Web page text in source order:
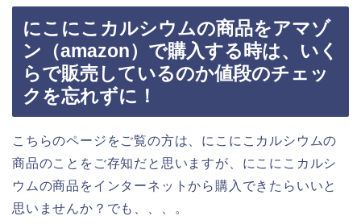
にこにこカルシウムの商品をアマゾ
ン（amazon）で購入する時は、いく
らで販売しているのか値段のチェッ
クを忘れずに！
こちらのページをご覧の方は、にこにこカルシウムの
商品のことをご存知だと思いますが、にこにこカルシ
ウムの商品をインターネットから購入できたらいいと
思いませんか？でも、、、。